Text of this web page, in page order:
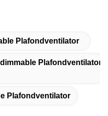
Plafondventilator
Plafondventilator
Plafondventilator